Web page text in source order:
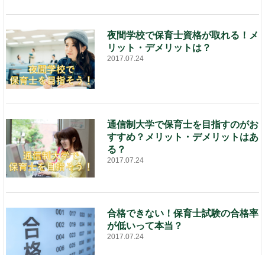
夜間学校で保育士資格が取れる！メ
リット・デメリットは？
2017.07.24
通信制大学で保育士を目指すのがお
すすめ？メリット・デメリットはあ
る？
2017.07.24
合格できない！保育士試験の合格率
が低いって本当？
2017.07.24